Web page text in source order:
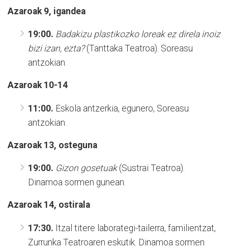
Azaroak 9, igandea
19:00. Badakizu plastikozko loreak ez direla inoiz
bizi izan, ezta?(Tanttaka Teatroa). Soreasu
antzokian.
Azaroak 10-14
11:00. Eskola antzerkia, egunero, Soreasu
antzokian.
Azaroak 13, osteguna
19:00. Gizon gosetuak(Sustrai Teatroa).
Dinamoa sormen gunean.
Azaroak 14, ostirala
17:30. Itzal titere laborategi-tailerra, familientzat,
Zurrunka Teatroaren eskutik. Dinamoa sormen